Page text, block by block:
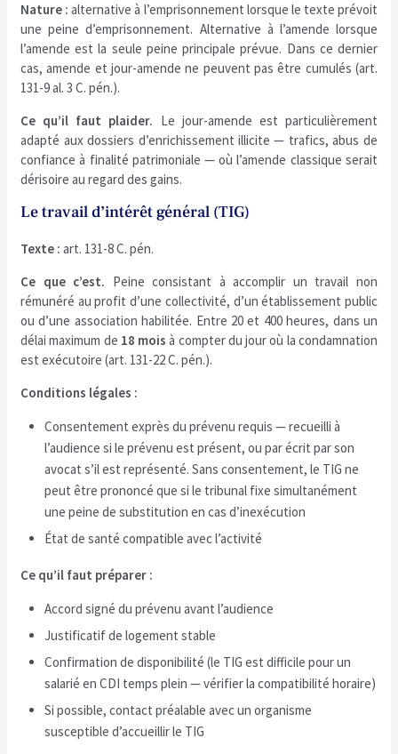
Nature : alternative à l’emprisonnement lorsque le texte prévoit
une peine d’emprisonnement. Alternative à l’amende lorsque
l’amende est la seule peine principale prévue. Dans ce dernier
cas, amende et jour-amende ne peuvent pas être cumulés (art.
131-9 al. 3 C. pén.).
Ce qu’il faut plaider. Le jour-amende est particulièrement
adapté aux dossiers d’enrichissement illicite — trafics, abus de
confiance à finalité patrimoniale — où l’amende classique serait
dérisoire au regard des gains.
Le travail d’intérêt général (TIG)
Texte : art. 131-8 C. pén.
Ce que c’est. Peine consistant à accomplir un travail non
rémunéré au profit d’une collectivité, d’un établissement public
ou d’une association habilitée. Entre 20 et 400 heures, dans un
délai maximum de 18 mois à compter du jour où la condamnation
est exécutoire (art. 131-22 C. pén.).
Conditions légales :
Consentement exprès du prévenu requis — recueilli à
l’audience si le prévenu est présent, ou par écrit par son
avocat s’il est représenté. Sans consentement, le TIG ne
peut être prononcé que si le tribunal fixe simultanément
une peine de substitution en cas d’inexécution
État de santé compatible avec l’activité
Ce qu’il faut préparer :
Accord signé du prévenu avant l’audience
Justificatif de logement stable
Confirmation de disponibilité (le TIG est difficile pour un
salarié en CDI temps plein — vérifier la compatibilité horaire)
Si possible, contact préalable avec un organisme
susceptible d’accueillir le TIG